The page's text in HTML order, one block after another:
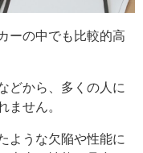
ーの中でも比較的高
どから、多くの人に
ません。
ような欠陥や性能に